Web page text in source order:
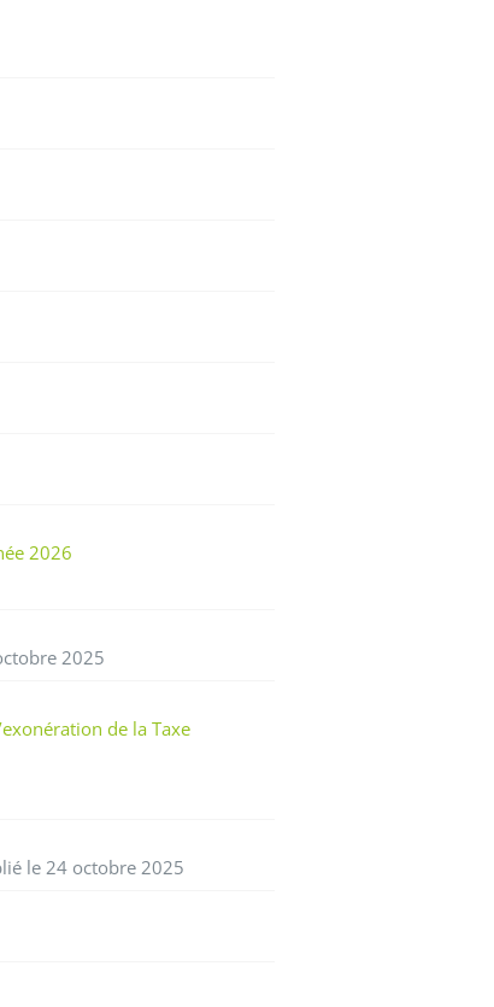
2026
2025
de la Taxe
le 24 octobre 2025